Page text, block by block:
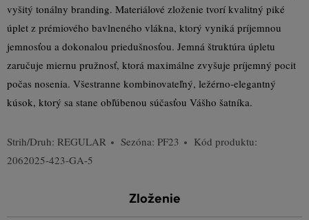
vyšitý tonálny branding. Materiálové zloženie tvorí kvalitný piké
úplet z prémiového bavlneného vlákna, ktorý vyniká príjemnou
jemnosťou a dokonalou priedušnosťou. Jemná štruktúra úpletu
zaručuje miernu pružnosť, ktorá maximálne zvyšuje príjemný pocit
počas nosenia. Všestranne kombinovateľný, ležérno-elegantný
kúsok, ktorý sa stane obľúbenou súčasťou Vášho šatníka.
Strih/Druh: REGULAR Sezóna: PF23
Kód produktu:
2062025-423-GA-5
Zloženie